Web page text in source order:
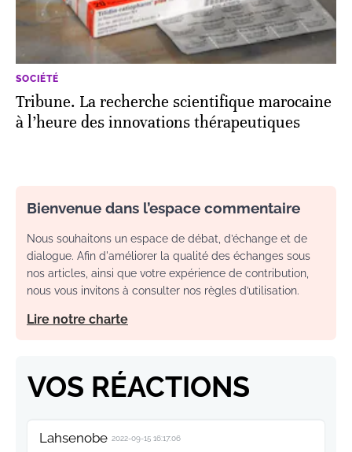
SOCIÉTÉ
Tribune. La recherche scientifique marocaine
à l’heure des innovations thérapeutiques
Bienvenue dans l’espace commentaire
Nous souhaitons un espace de débat, d’échange et de
dialogue. Afin d'améliorer la qualité des échanges sous
nos articles, ainsi que votre expérience de contribution,
nous vous invitons à consulter nos règles d’utilisation.
Lire notre charte
VOS RÉACTIONS
Lahsenobe 2022-09-15 16:17:06